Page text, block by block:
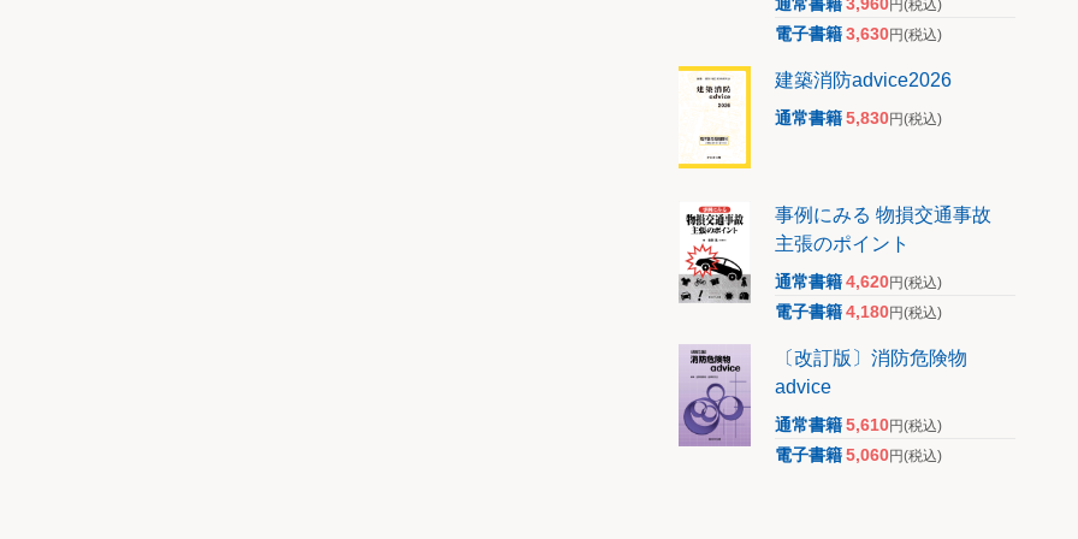
通常書籍3,960円(税込)
電子書籍3,630円(税込)
建築消防advice2026
通常書籍5,830円(税込)
事例にみる 物損交通事故
主張のポイント
通常書籍4,620円(税込)
電子書籍4,180円(税込)
〔改訂版〕消防危険物
advice
通常書籍5,610円(税込)
電子書籍5,060円(税込)